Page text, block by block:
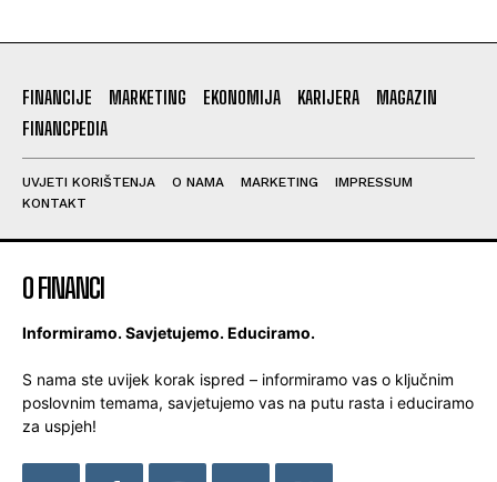
FINANCIJE MARKETING EKONOMIJA KARIJERA
MAGAZIN
FINANCPEDIA
UVJETI KORIŠTENJA O NAMA MARKETING
IMPRESSUM
KONTAKT
O FINANCI
Informiramo. Savjetujemo. Educiramo.
S nama ste uvijek korak ispred – informiramo vas o ključnim
poslovnim temama, savjetujemo vas na putu rasta i educiramo
za uspjeh!